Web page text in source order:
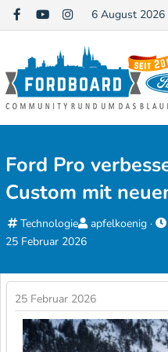
6 August 2026
Ford Pro
Custom mit
K
a
e
g
o
r
Technologie
E
t
e
l
l
apfelkoenig
E
s
25 Februar 2026
25 Februar 2026